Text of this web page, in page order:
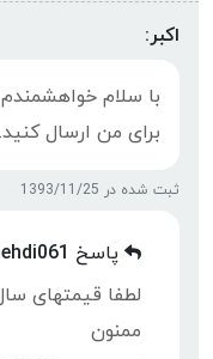
اکبر:
با سلام
برای من ارسال کنید.
ثبت شده در 1393/11/25
پاسخ
ممنون